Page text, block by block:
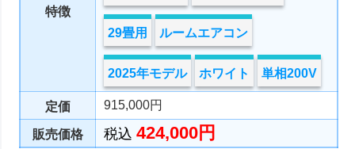
特徴
29畳用 ルームエアコン
2025年モデル ホワイト 単相200V
定価 915,000円
販売価格 税込424,000円